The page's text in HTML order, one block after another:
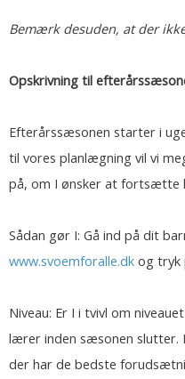
Bemærk desuden, at der
Opskrivning til
Efterårssæsonen starter i
til vores planlægning vil vi
på, om I ønsker at fortsætte
Sådan gør I: Gå ind på dit
www.svoemforalle.dk og tryk
Niveau: Er I i tvivl om
lærer inden sæsonen slutter.
der har de bedste